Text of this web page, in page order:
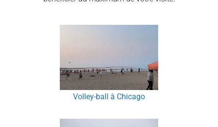
Volley-ball à Chicago